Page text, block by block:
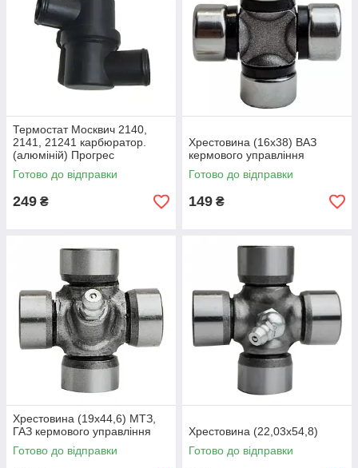
Термостат Москвич 2140,
2141, 21241 карбюратор.
(алюміній) Прогрес
Готово до відправки
249 ₴
Хрестовина (16х38) ВАЗ
кермового управління
Готово до відправки
149 ₴
Хрестовина (19х44,6) МТЗ,
ГАЗ кермового управління
Готово до відправки
Хрестовина (22,03х54,8)
Готово до відправки